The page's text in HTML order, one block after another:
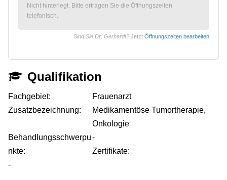
Nicht hinterlegt. Bitte erfragen Sie die Öffnungszeiten
telefonisch.
Sind Sie Dr. Gerhardt? Jetzt Öffnungszeiten bearbeiten
Qualifikation
Fachgebiet:
Frauenarzt
Zusatzbezeichnung:
Medikamentöse Tumortherapie,
Onkologie
Behandlungsschwerpu
nkte:
-
Zertifikate:
-